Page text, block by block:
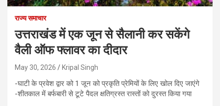
राज्य समाचार
उत्तराखंड में एक जून से सैलानी कर सकेंगे
वैली ऑफ फ्लावर का दीदार
May 30, 2026 Kripal Singh
-घाटी के प्रवेश द्वार को 1 जून को प्रकृति प्रेमियों के लिए खोल दिए जाएंगे
-शीतकाल में बर्फबारी से टूटे पैदल क्षतिग्रस्त रास्तों को दुरस्त किया गया